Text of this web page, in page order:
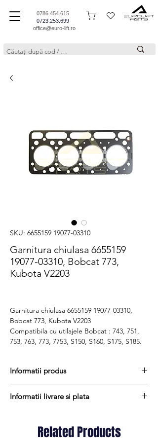
0786.454.615
0723.253.699
office@euro-lift.ro
SKU: 6655159 19077-03310
Garnitura chiulasa 6655159
19077-03310, Bobcat 773,
Kubota V2203
Garnitura chiulasa 6655159 19077-03310,
Bobcat 773, Kubota V2203
Compatibila cu utilajele Bobcat : 743, 751,
753, 763, 773, 7753, S150, S160, S175, S185.
Informatii produs
livrare
Cod produs : 6655159 19077-03310
Informatii livrare si plata
expediate in termen de 1 - 2 zile lucratoare
iar termenul de livrare pentru produsele
Related Products